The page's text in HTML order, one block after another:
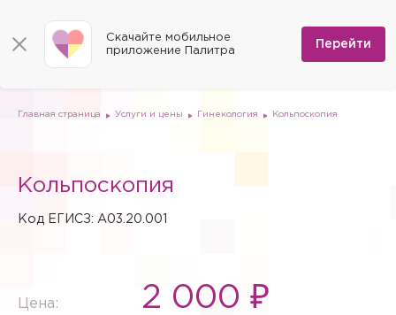
Вакансии
Документы
Сертификаты
Способы оплаты
Страховые организации
Заказать документы для налоговой
Скачать мобильное приложение
Мы на карте
Главная страница Услуги и цены Гинекология Кольпоскопия
Кольпоскопия
Код ЕГИСЗ: A03.20.001
Цена: 2 000 ₽
Скачайте мобильное
приложение Палитра
Перейти